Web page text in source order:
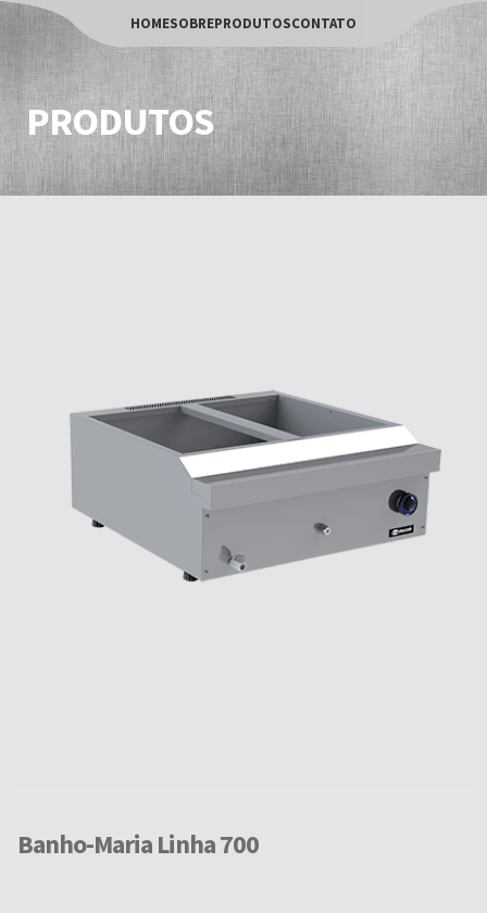
HOMESOBREPRODUTOSCONTATO
PRODUTOS
Banho-Maria Linha 700